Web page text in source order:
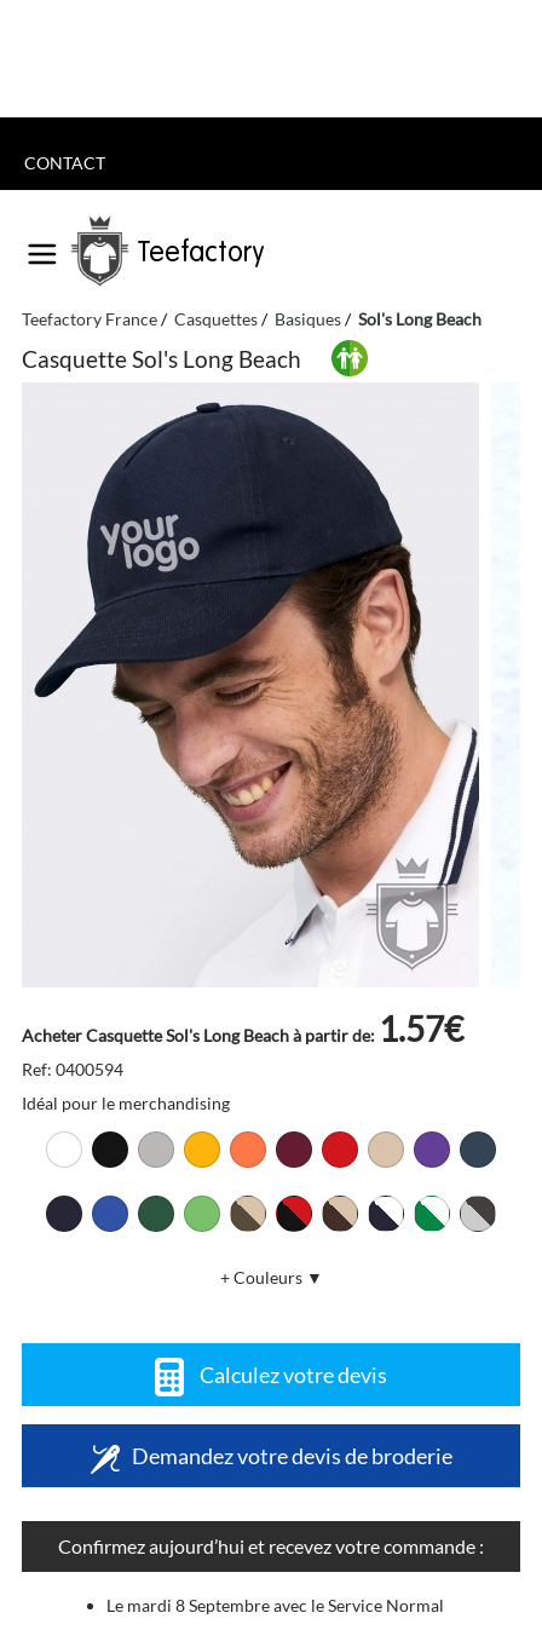
CONTACT
Teefactory
Teefactory France Casquettes Basiques Sol's Long Beach
Casquette Sol's Long Beach
Acheter Casquette Sol's Long Beach à partir de: 1.57€
Ref: 0400594
Idéal pour le merchandising
+ Couleurs ▼
Calculez votre devis
Demandez votre devis de broderie
Confirmez aujourd’hui et recevez votre commande :
Le mardi 8 Septembre avec le Service Normal